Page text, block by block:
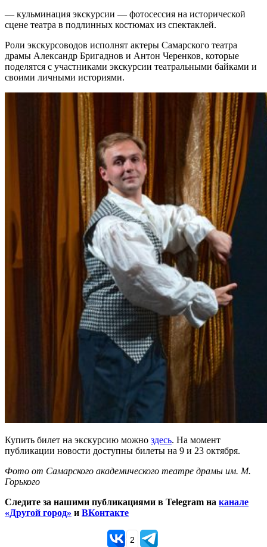
— кульминация экскурсии — фотосессия на исторической
сцене театра в подлинных костюмах из спектаклей.
Роли экскурсоводов исполнят актеры Самарского театра
драмы Александр Бригаднов и Антон Черенков, которые
поделятся с участниками экскурсии театральными байками и
своими личными историями.
Купить билет на экскурсию можно здесь. На момент
публикации новости доступны билеты на 9 и 23 октября.
Фото от Самарского академического театре драмы им. М.
Горького
Следите за нашими публикациями в Telegram на канале
«Другой город» и ВКонтакте
2